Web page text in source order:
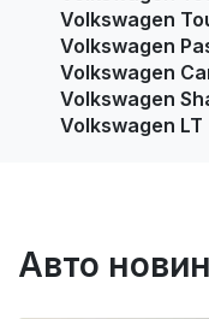
Volkswagen
Volkswagen
Volkswagen
Volkswagen
Volkswagen LT
Авто